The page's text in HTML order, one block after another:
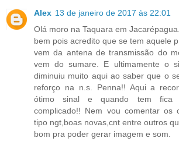
Alex 13 de janeiro de 2017 às 22:01
Olá moro na Taquara em
bem pois acredito que se tem aquele
vem da antena de transmissão do
vem do sumare. E ultimamente o
diminuiu muito aqui ao saber que o
reforço na n.s. Penna!! Aqui a
ótimo sinal e quando tem fica
complicado!! Nem vou comentar os
tipo ngt,boas novas,cnt entre outros
bom pra poder gerar imagem e som.